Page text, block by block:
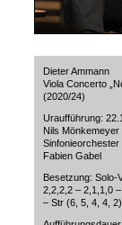
Dieter Ammann
Viola Concerto
(2020/24)
Uraufführung:
Nils Mönkemeyer
Sinfonieorchester
Fabien Gabel
Besetzung: Solo-
2,2,2,2 – 2,1,1,0
– Str (6, 5, 4, 4, 2)